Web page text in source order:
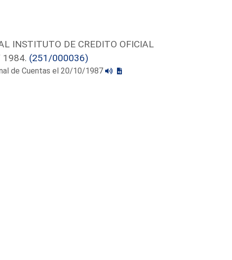
INSTITUTO DE CREDITO OFICIAL
1984. (251/000036)
de Cuentas el 20/10/1987